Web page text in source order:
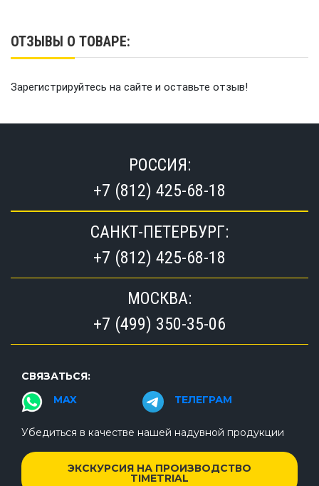
ОТЗЫВЫ О ТОВАРЕ:
Зарегистрируйтесь на сайте и оставьте отзыв!
РОССИЯ:
+7 (812) 425-68-18
САНКТ-ПЕТЕРБУРГ:
+7 (812) 425-68-18
МОСКВА:
+7 (499) 350-35-06
СВЯЗАТЬСЯ:
MAX
ТЕЛЕГРАМ
Убедиться в качестве нашей надувной продукции
ЭКСКУРСИЯ НА ПРОИЗВОДСТВО
TIMETRIAL